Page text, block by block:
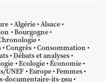
Algérie Alsace
Bourgogne
Congrès Consommation
Débats et analyses
Ecologie Économie
UNEF Europe Femmes
documentaire-its-psu